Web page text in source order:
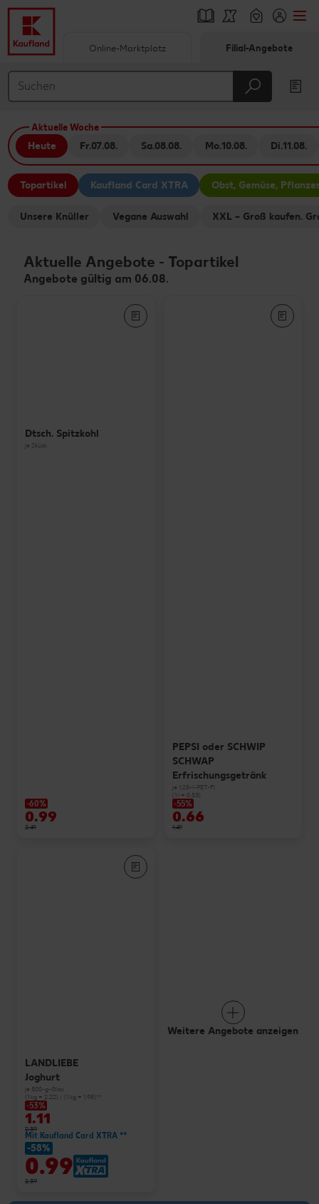
Hauptinhalt
Footer
Schwebender Seitenbereich
Online-Marktplatz Filial-Angebote
Aktuelle Woche
Heute Fr.07.08. Sa.08.08. Mo.10.08. Di.11.08.
Topartikel Kaufland Card XTRA Obst, Gemüse,
Unsere Knüller Vegane Auswahl XXL – Groß kaufen.
Aktuelle Angebote - Topartikel
Angebote gültig am 06.08.
Dtsch. Spitzkohl
je Stück
-60%
0.99
2.49
PEPSI oder SCHWIP
SCHWAP
Erfrischungsgetränk
je 1,25-l-PET-Fl.
(1 l = 0.53)
-55%
0.66
1.49
LANDLIEBE
Joghurt
je 500-g-Glas
(1 kg = 2.22) / (1 kg = 1.98)**
-53%
1.11
2.39
Mit Kaufland Card XTRA **
-58%
0.99
2.39
Weitere Angebote anzeigen